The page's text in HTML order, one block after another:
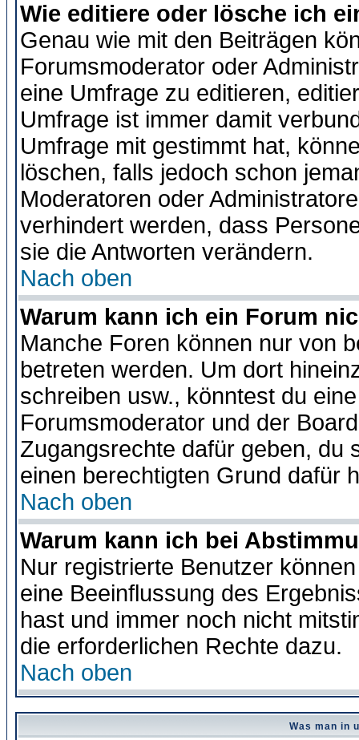
Wie editiere oder lösche ich
Genau wie mit den Beiträgen
Forumsmoderator oder
eine Umfrage zu editieren,
Umfrage ist immer damit
Umfrage mit gestimmt hat,
löschen, falls jedoch schon
Moderatoren oder
verhindert werden, dass
sie die Antworten verändern.
Nach oben
Warum kann ich ein Forum
Manche Foren können nur von
betreten werden. Um dort
schreiben usw., könntest du
Forumsmoderator und der
Zugangsrechte dafür geben, du
einen berechtigten Grund dafür
Nach oben
Warum kann ich bei
Nur registrierte Benutzer
eine Beeinflussung des
hast und immer noch nicht
die erforderlichen Rechte dazu.
Nach oben
Was man in